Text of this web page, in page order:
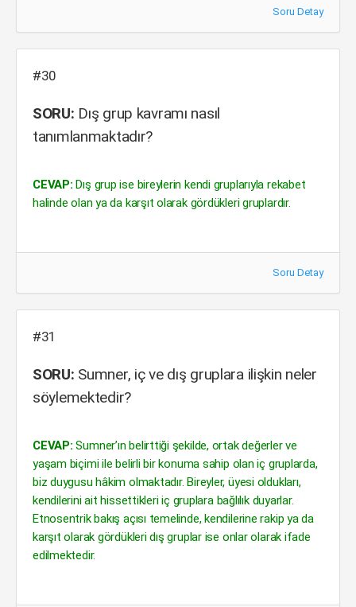
Soru Detay
#30
SORU: Dış grup kavramı nasıl
tanımlanmaktadır?
CEVAP: Dış grup ise bireylerin kendi gruplarıyla rekabet
halinde olan ya da karşıt olarak gördükleri gruplardır.
Soru Detay
#31
SORU: Sumner, iç ve dış gruplara ilişkin neler
söylemektedir?
CEVAP: Sumner’ın belirttiği şekilde, ortak değerler ve
yaşam biçimi ile belirli bir konuma sahip olan iç gruplarda,
biz duygusu hâkim olmaktadır. Bireyler, üyesi oldukları,
kendilerini ait hissettikleri iç gruplara bağlılık duyarlar.
Etnosentrik bakış açısı temelinde, kendilerine rakip ya da
karşıt olarak gördükleri dış gruplar ise onlar olarak ifade
edilmektedir.